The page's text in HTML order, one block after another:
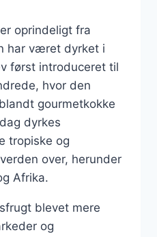
oprindeligt fra
har været dyrket i
først introduceret til
hvor den
gourmetkokke
dyrkes
tropiske og
over, herunder
Afrika.
blevet mere
og